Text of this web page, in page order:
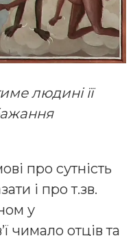
людині її
про сутність
і про т.зв.
у
чимало отців та